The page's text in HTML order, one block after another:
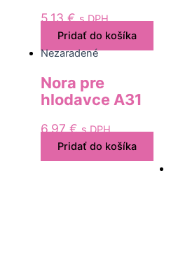
5,13€ s DPH
Pridať do košíka
Nezaradené
Nora pre
hlodavce A31
6,97€ s DPH
Pridať do košíka